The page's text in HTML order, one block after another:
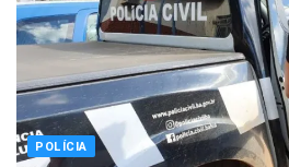
POLÍCIA